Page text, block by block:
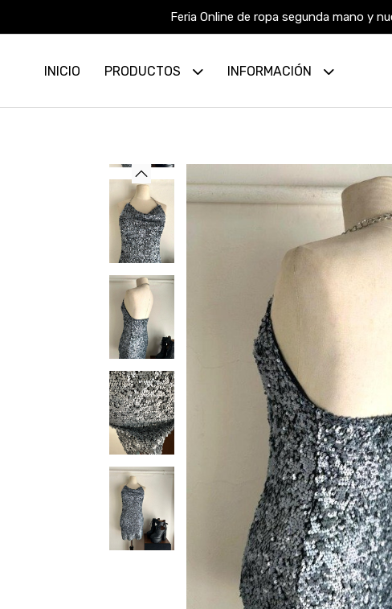
Feria Online de ropa segunda mano y
INICIO PRODUCTOS INFORMACIÓN